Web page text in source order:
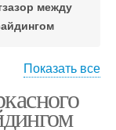
между
под сайдинг
Показать все